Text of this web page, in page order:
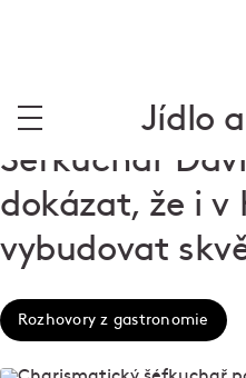
Jídlo
Šéfkuchař
dokázat, že i v
vybudovat
Rozhovory z gastronomie